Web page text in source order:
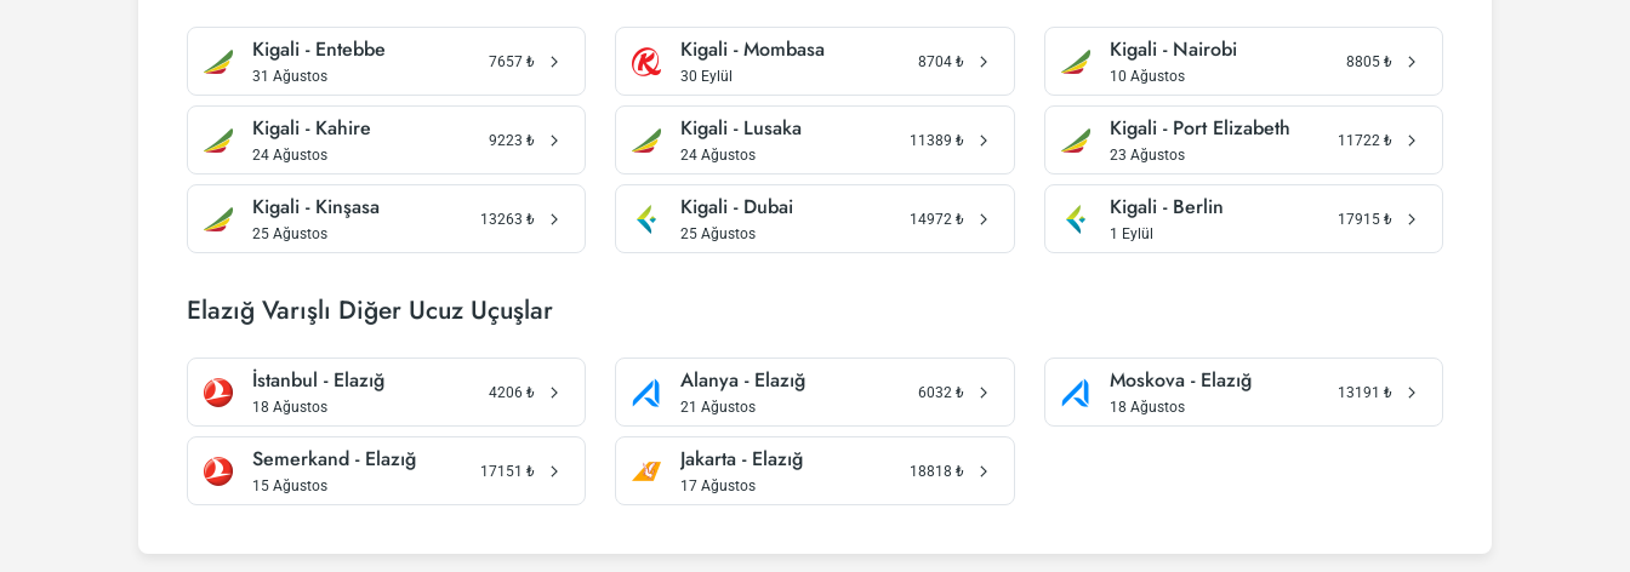
Kigali - Entebbe
31 Ağustos
7657 ₺ Kigali - Mombasa
30 Eylül
8704 ₺ Kigali - Nairobi
10 Ağustos
8805 ₺
Kigali - Kahire
24 Ağustos
9223 ₺ Kigali - Lusaka
24 Ağustos
11389 ₺ Kigali - Port Elizabeth
23 Ağustos
11722 ₺
Kigali - Kinşasa
25 Ağustos
13263 ₺ Kigali - Dubai
25 Ağustos
14972 ₺ Kigali - Berlin
1 Eylül
17915 ₺
Elazığ Varışlı Diğer Ucuz Uçuşlar
İstanbul - Elazığ
18 Ağustos
4206 ₺ Alanya - Elazığ
21 Ağustos
6032 ₺ Moskova - Elazığ
18 Ağustos
13191 ₺
Semerkand - Elazığ
15 Ağustos
17151 ₺ Jakarta - Elazığ
17 Ağustos
18818 ₺